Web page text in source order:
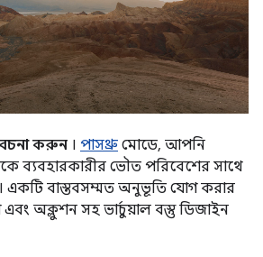
করুন । পাসথ্রু মোডে, আপনি
ব্যবহারকারীর ভৌত পরিবেশের সাথে
একটি বাস্তবসম্মত অনুভূতি যোগ করার
অক্লুশন সহ ভার্চুয়াল বস্তু ডিজাইন